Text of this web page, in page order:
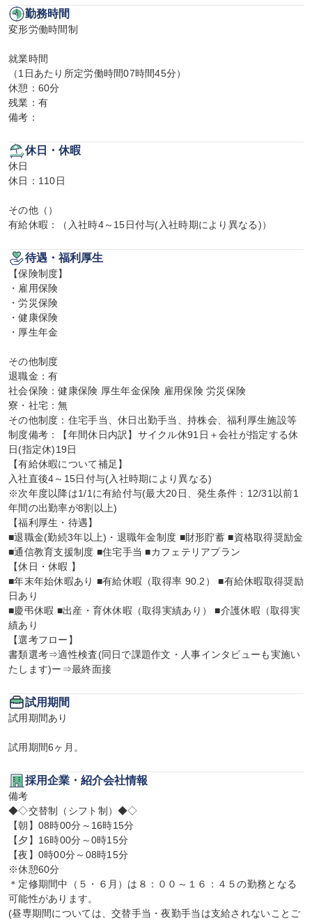
勤務時間
変形労働時間制
就業時間
（1日あたり所定労働時間07時間45分）
休憩：60分
残業：有
備考：
休日・休暇
休日
休日：110日
その他（）
有給休暇：（入社時4～15日付与(入社時期により異なる)）
待遇・福利厚生
【保険制度】
・雇用保険
・労災保険
・健康保険
・厚生年金
その他制度
退職金：有
社会保険：健康保険 厚生年金保険 雇用保険 労災保険
寮・社宅：無
その他制度：住宅手当、休日出勤手当、持株会、福利厚生施設等
制度備考：【年間休日内訳】サイクル休91日＋会社が指定する休
日(指定休)19日
【有給休暇について補足】
入社直後4～15日付与(入社時期により異なる)
※次年度以降は1/1に有給付与(最大20日、発生条件：12/31以前1
年間の出勤率が8割以上)
【福利厚生・待遇】
■退職金(勤続3年以上)・退職年金制度 ■財形貯蓄 ■資格取得奨励金
■通信教育支援制度 ■住宅手当 ■カフェテリアプラン
【休日・休暇 】
■年末年始休暇あり ■有給休暇（取得率 90.2） ■有給休暇取得奨励
日あり
■慶弔休暇 ■出産・育休休暇（取得実績あり） ■介護休暇（取得実
績あり
【選考フロー】
書類選考⇒適性検査(同日で課題作文・人事インタビューも実施い
たします)ー⇒最終面接
試用期間
試用期間あり
試用期間6ヶ月。
採用企業・紹介会社情報
備考
◆◇交替制（シフト制）◆◇
【朝】08時00分～16時15分
【夕】16時00分～0時15分
【夜】0時00分～08時15分
※休憩60分
＊定修期間中（５・６月）は８：００～１６：４５の勤務となる
可能性があります。
(昼専期間については、交替手当・夜勤手当は支給されないことご